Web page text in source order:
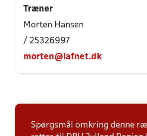
Træner
Morten Hansen
/ 25326997
morten@lafnet.dk
Spørgsmål omkring denne